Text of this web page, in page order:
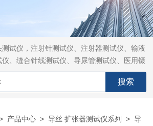
测试仪，注射针测试仪、注射器测试仪、输液
、缝合针线测试仪、导尿管测试仪、医用镊
试仪、针灸针测试仪、留置针测试仪
产品中心 >导丝 扩张器测试仪系列 >导